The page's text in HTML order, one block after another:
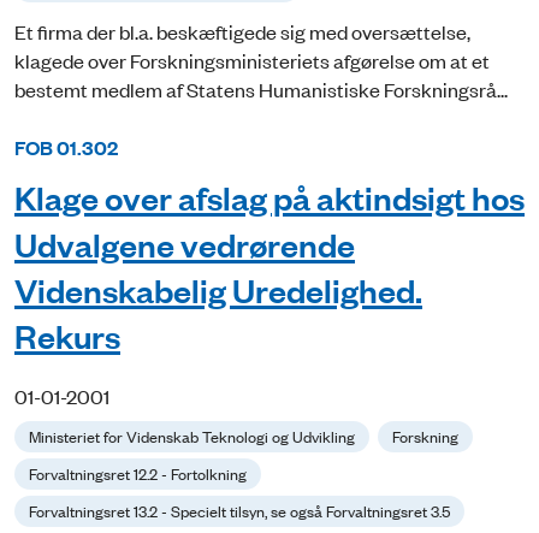
Et firma der bl.a. beskæftigede sig med oversættelse,
klagede over Forskningsministeriets afgørelse om at et
bestemt medlem af Statens Humanistiske Forskningsrå...
FOB 01.302
Klage over afslag på aktindsigt hos
Udvalgene vedrørende
Videnskabelig Uredelighed.
Rekurs
01-01-2001
Ministeriet for Videnskab Teknologi og Udvikling
Forskning
Forvaltningsret 12.2 - Fortolkning
Forvaltningsret 13.2 - Specielt tilsyn, se også Forvaltningsret 3.5